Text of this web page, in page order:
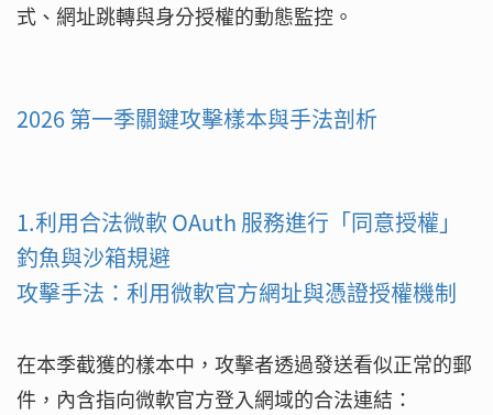
式、網址跳轉與身分授權的動態監控。
2026 第一季關鍵攻擊樣本與手法剖析
1.利用合法微軟 OAuth 服務進行「同意授權」
釣魚與沙箱規避
攻擊手法：利用微軟官方網址與憑證授權機制
在本季截獲的樣本中，攻擊者透過發送看似正常的郵
件，內含指向微軟官方登入網域的合法連結：